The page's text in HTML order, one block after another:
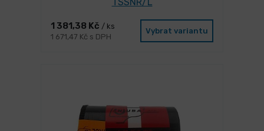
1 381,38 Kč / ks
1 671,47 Kč s DPH
Vybrat variantu